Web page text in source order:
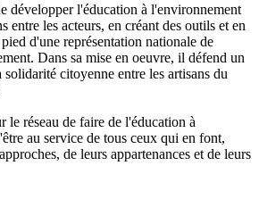
développer l'éducation à l'environnement
entre les acteurs, en créant des outils et en
d'une représentation nationale de
Dans sa mise en oeuvre, il défend un
citoyenne entre les artisans du
le réseau de faire de l'éducation à
au service de tous ceux qui en font,
de leurs appartenances et de leurs